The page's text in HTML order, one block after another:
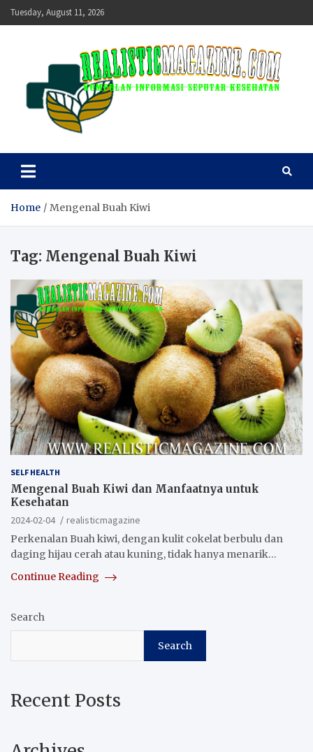
Skip
to
Tuesday, August 11, 2026
realisticmagazine
Home Mengenal Buah Kiwi
Tag: Mengenal Buah Kiwi
SELF HEALTH
Mengenal Buah Kiwi dan Manfaatnya untuk
Kesehatan
2024-02-04
realisticmagazine
Perkenalan Buah kiwi, dengan kulit cokelat berbulu dan
daging hijau cerah atau kuning, tidak hanya menarik…
Continue Reading
Search
Search
Recent Posts